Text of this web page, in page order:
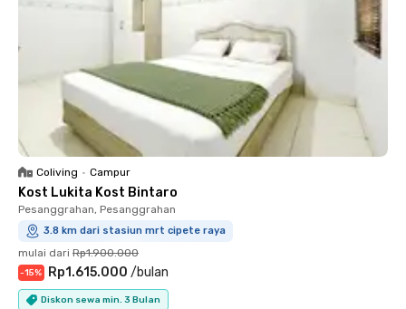
Coliving • Campur
Kost Lukita Kost Bintaro
Pesanggrahan, Pesanggrahan
3.8 km dari stasiun mrt cipete raya
mulai dari Rp1.900.000
-15% Rp1.615.000 /bulan
Diskon sewa min. 3 Bulan